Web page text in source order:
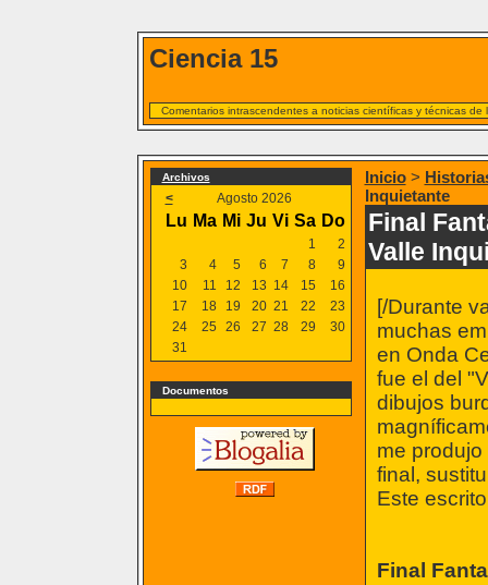
Ciencia 15
Comentarios intrascendentes a noticias científicas y técnicas de
Archivos
< Agosto 2026
Lu Ma Mi Ju Vi Sa Do
1
2
3
4 5 6 7 8
9
10
11 12 13 14 15
16
17
18 19 20 21 22
23
24
25 26 27 28 29
30
31
Documentos
Inicio>
Inquietante
Final
Valle
[/Durante
muchas
en Onda
fue el del
dibujos
me
final,
Este
Final